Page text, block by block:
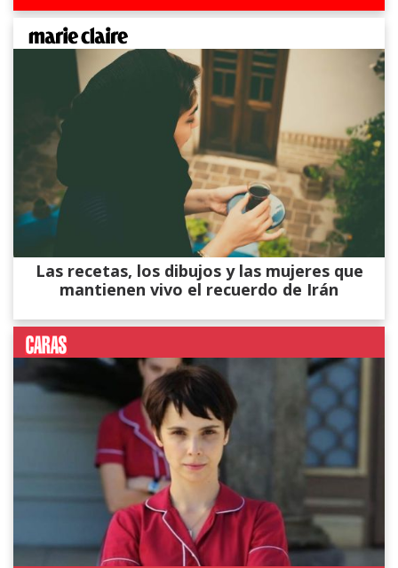
Las recetas, los dibujos y las mujeres que
mantienen vivo el recuerdo de Irán